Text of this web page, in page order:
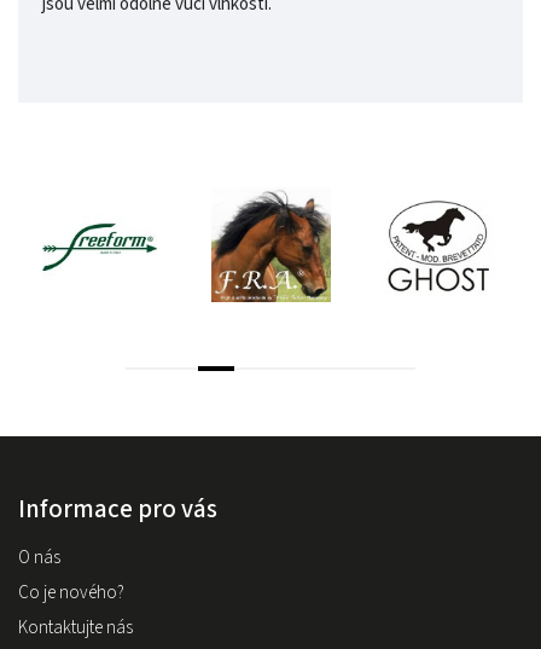
Informace pro vás
O nás
Co je nového?
Kontaktujte nás